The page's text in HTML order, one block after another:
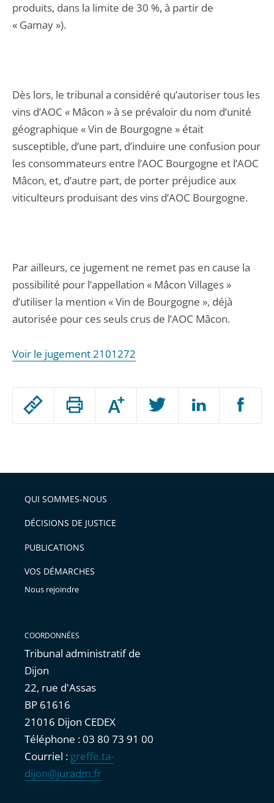
Passer
arriver
après
Augmenter
ou
l'article
pour
avant
produits, dans la limite de 30 %, à partir de
« Gamay »).
Dès lors, le tribunal a considéré qu’autoriser tous les
vins d’AOC « Mâcon » à se prévaloir du nom d’unité
géographique « Vin de Bourgogne » était
susceptible, d’une part, d’induire une confusion pour
les consommateurs entre l’AOC Bourgogne et l’AOC
Mâcon, et, d’autre part, de porter préjudice aux
viticulteurs produisant des vins d’AOC Bourgogne.
Par ailleurs, ce jugement ne remet pas en cause la
possibilité pour l’appellation « Mâcon Villages »
d’utiliser la mention « Vin de Bourgogne », déjà
autorisée pour ces seuls crus de l’AOC Mâcon.
Voir le jugement 2101272
QUI SOMMES-NOUS
DÉCISIONS DE JUSTICE
PUBLICATIONS
VOS DÉMARCHES
Nous rejoindre
COORDONNÉES
Tribunal administratif de
Dijon
22, rue d'Assas
BP 61616
21016 Dijon CEDEX
Téléphone : 03 80 73 91 00
Courriel : greffe.ta-
dijon@juradm.fr